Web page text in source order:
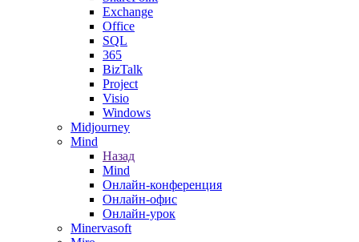
Exchange
Office
SQL
365
BizTalk
Project
Visio
Windows
Midjourney
Mind
Назад
Mind
Онлайн-конференция
Онлайн-офис
Онлайн-урок
Minervasoft